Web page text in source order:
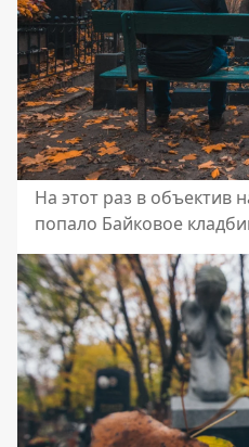
На этот раз в объектив
попало Байковое